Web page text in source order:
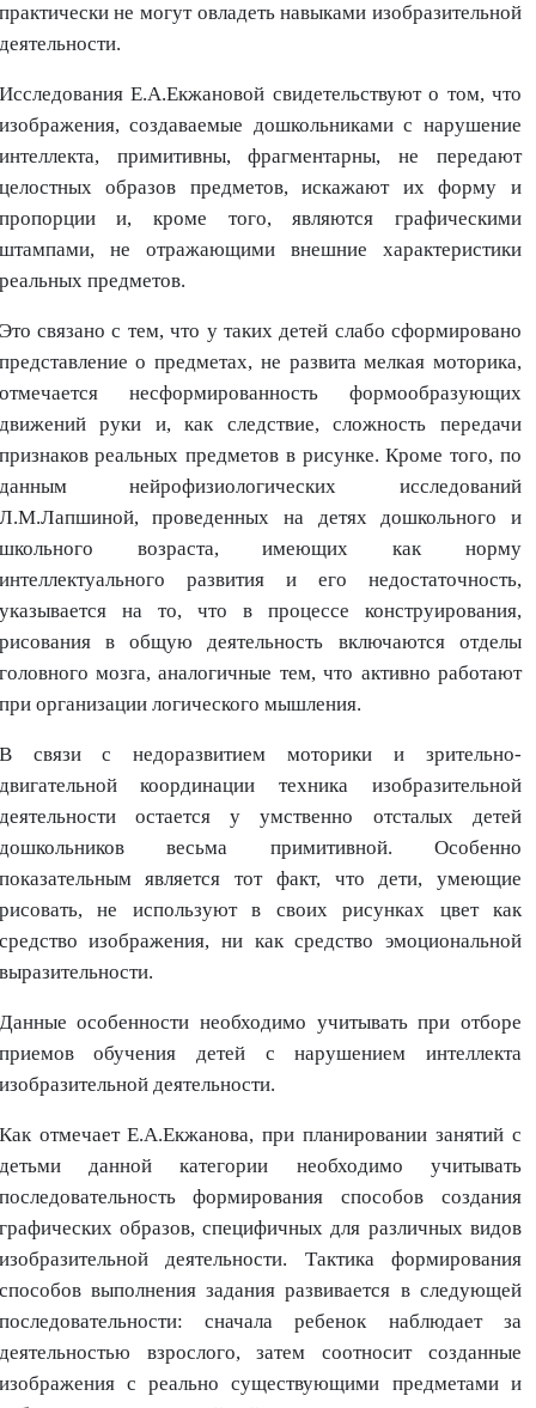
не могут овладеть навыками изобразительной
Е.А.Екжановой свидетельствуют о том, что
создаваемые дошкольниками с нарушение
примитивны, фрагментарны, не передают
образов предметов, искажают их форму и
и, кроме того, являются графическими
не отражающими внешние характеристики
предметов.
связано с тем, что у таких детей слабо сформировано
о предметах, не развита мелкая моторика,
несформированность формообразующих
руки и, как следствие, сложность передачи
реальных предметов в рисунке. Кроме того, по
нейрофизиологических исследований
проведенных на детях дошкольного и
возраста, имеющих как норму
развития и его недостаточность,
на то, что в процессе конструирования,
в общую деятельность включаются отделы
мозга, аналогичные тем, что активно работают
организации логического мышления.
связи с недоразвитием моторики и зрительно-
координации техника изобразительной
остается у умственно отсталых детей
весьма примитивной. Особенно
является тот факт, что дети, умеющие
не используют в своих рисунках цвет как
изображения, ни как средство эмоциональной
особенности необходимо учитывать при отборе
обучения детей с нарушением интеллекта
деятельности.
отмечает Е.А.Екжанова, при планировании занятий с
данной категории необходимо учитывать
формирования способов создания
образов, специфичных для различных видов
деятельности. Тактика формирования
выполнения задания развивается в следующей
сначала ребенок наблюдает за
взрослого, затем соотносит созданные
с реально существующими предметами и